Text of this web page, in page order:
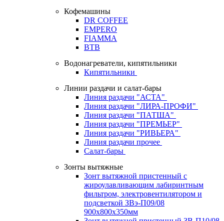
Кофемашины
DR COFFEE
EMPERO
FIAMMA
BTB
Водонагреватели, кипятильники
Кипятильники
Линии раздачи и салат-бары
Линия раздачи "АСТА"
Линия раздачи "ЛИРА-ПРОФИ"
Линия раздачи "ПАТША"
Линия раздачи "ПРЕМЬЕР"
Линия раздачи "РИВЬЕРА"
Линия раздачи прочее
Салат-бары
Зонты вытяжные
Зонт вытяжной пристенный с
жироулавливающим лабиринтным
фильтром, электровентилятором и
подсветкой ЗВэ-П09/08
900х800х350мм